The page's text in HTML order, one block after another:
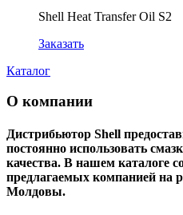
Shell Heat Transfer Oil S2
Заказать
Каталог
О компании
Дистрибьютор Shell
постоянно использовать
качества. В нашем каталоге
предлагаемых компанией на
Молдовы.